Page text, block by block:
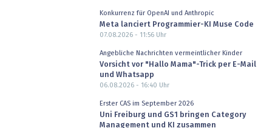
Konkurrenz für OpenAI und Anthropic
Meta lanciert Programmier-KI Muse Code
07.08.2026 - 11:56Uhr
Angebliche Nachrichten vermeintlicher Kinder
Vorsicht vor "Hallo Mama"-Trick per E-Mail
und Whatsapp
06.08.2026 - 16:40 Uhr
Erster CAS im September 2026
Uni Freiburg und GS1 bringen Category
Management und KI zusammen